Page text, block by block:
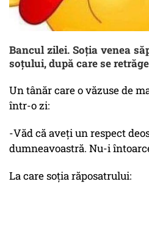
Bancul zilei. Soția venea
soțului, după care se
Un tânăr care o văzuse de
într-o zi:
-Văd că aveți un respect
dumneavoastră. Nu-i
La care soția răposatrului: